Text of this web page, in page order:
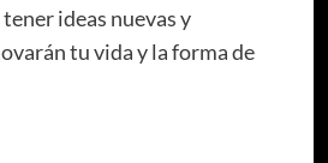
ideas nuevas y
tu vida y la forma de